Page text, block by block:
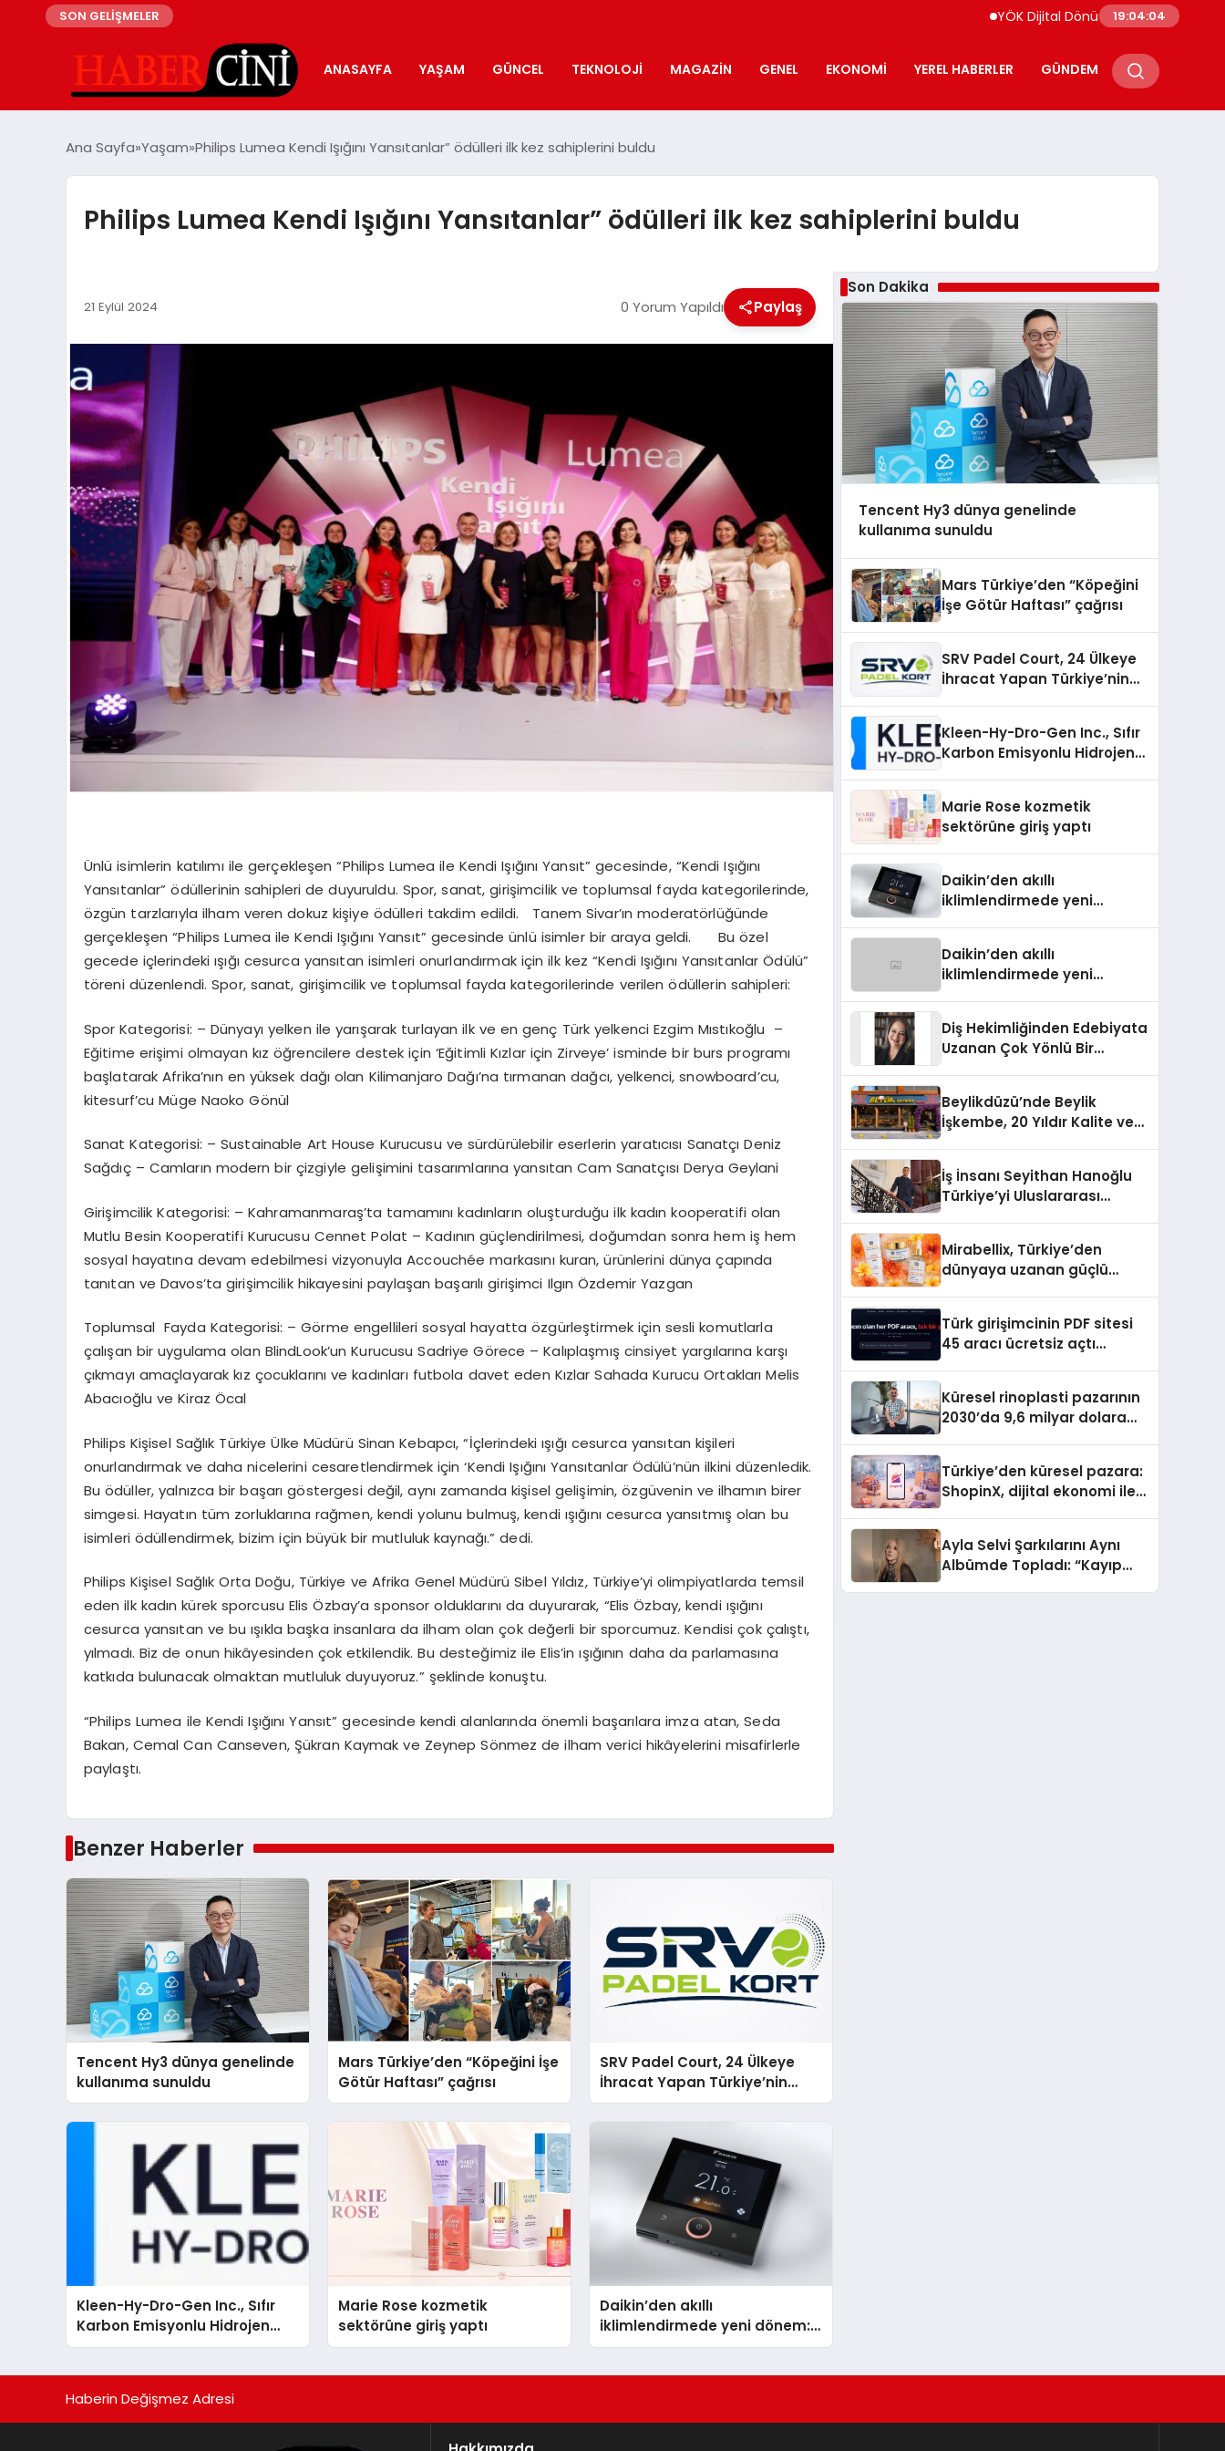
SON GELİŞMELER YÖK Dijital Dönüşüm Kapsamında Bilişim
19:04:05
ANASAYFA YAŞAM GÜNCEL TEKNOLOJI MAGAZIN GENEL EKONOMI YEREL HABERLER GÜNDEM
Ana Sayfa Yaşam Philips Lumea Kendi Işığını Yansıtanlar” ödülleri ilk kez sahiplerini buldu
Philips Lumea Kendi Işığını Yansıtanlar” ödülleri ilk kez sahiplerini buldu
21 Eylül 2024 0 Yorum Yapıldı Paylaş
Ünlü isimlerin katılımı ile gerçekleşen “Philips Lumea ile Kendi Işığını Yansıt” gecesinde, “Kendi Işığını
Yansıtanlar” ödüllerinin sahipleri de duyuruldu. Spor, sanat, girişimcilik ve toplumsal fayda kategorilerinde,
özgün tarzlarıyla ilham veren dokuz kişiye ödülleri takdim edildi. Tanem Sivar’ın moderatörlüğünde
gerçekleşen “Philips Lumea ile Kendi Işığını Yansıt” gecesinde ünlü isimler bir araya geldi. Bu özel
gecede içlerindeki ışığı cesurca yansıtan isimleri onurlandırmak için ilk kez “Kendi Işığını Yansıtanlar Ödülü”
töreni düzenlendi. Spor, sanat, girişimcilik ve toplumsal fayda kategorilerinde verilen ödüllerin sahipleri:
Spor Kategorisi: – Dünyayı yelken ile yarışarak turlayan ilk ve en genç Türk yelkenci Ezgim Mıstıkoğlu –
Eğitime erişimi olmayan kız öğrencilere destek için ‘Eğitimli Kızlar için Zirveye’ isminde bir burs programı
başlatarak Afrika’nın en yüksek dağı olan Kilimanjaro Dağı’na tırmanan dağcı, yelkenci, snowboard’cu,
kitesurf’cu Müge Naoko Gönül
Sanat Kategorisi: – Sustainable Art House Kurucusu ve sürdürülebilir eserlerin yaratıcısı Sanatçı Deniz
Sağdıç – Camların modern bir çizgiyle gelişimini tasarımlarına yansıtan Cam Sanatçısı Derya Geylani
Girişimcilik Kategorisi: – Kahramanmaraş’ta tamamını kadınların oluşturduğu ilk kadın kooperatifi olan
Mutlu Besin Kooperatifi Kurucusu Cennet Polat – Kadının güçlendirilmesi, doğumdan sonra hem iş hem
sosyal hayatına devam edebilmesi vizyonuyla Accouchée markasını kuran, ürünlerini dünya çapında
tanıtan ve Davos’ta girişimcilik hikayesini paylaşan başarılı girişimci Ilgın Özdemir Yazgan
Toplumsal Fayda Kategorisi: – Görme engellileri sosyal hayatta özgürleştirmek için sesli komutlarla
çalışan bir uygulama olan BlindLook’un Kurucusu Sadriye Görece – Kalıplaşmış cinsiyet yargılarına karşı
çıkmayı amaçlayarak kız çocuklarını ve kadınları futbola davet eden Kızlar Sahada Kurucu Ortakları Melis
Abacıoğlu ve Kiraz Öcal
Philips Kişisel Sağlık Türkiye Ülke Müdürü Sinan Kebapcı, “İçlerindeki ışığı cesurca yansıtan kişileri
onurlandırmak ve daha nicelerini cesaretlendirmek için ‘Kendi Işığını Yansıtanlar Ödülü’nün ilkini düzenledik.
Bu ödüller, yalnızca bir başarı göstergesi değil, aynı zamanda kişisel gelişimin, özgüvenin ve ilhamın birer
simgesi. Hayatın tüm zorluklarına rağmen, kendi yolunu bulmuş, kendi ışığını cesurca yansıtmış olan bu
isimleri ödüllendirmek, bizim için büyük bir mutluluk kaynağı.” dedi.
Philips Kişisel Sağlık Orta Doğu, Türkiye ve Afrika Genel Müdürü Sibel Yıldız, Türkiye’yi olimpiyatlarda temsil
eden ilk kadın kürek sporcusu Elis Özbay’a sponsor olduklarını da duyurarak, “Elis Özbay, kendi ışığını
cesurca yansıtan ve bu ışıkla başka insanlara da ilham olan çok değerli bir sporcumuz. Kendisi çok çalıştı,
yılmadı. Biz de onun hikâyesinden çok etkilendik. Bu desteğimiz ile Elis’in ışığının daha da parlamasına
katkıda bulunacak olmaktan mutluluk duyuyoruz.” şeklinde konuştu.
“Philips Lumea ile Kendi Işığını Yansıt” gecesinde kendi alanlarında önemli başarılara imza atan, Seda
Bakan, Cemal Can Canseven, Şükran Kaymak ve Zeynep Sönmez de ilham verici hikâyelerini misafirlerle
paylaştı.
Benzer Haberler
Tencent Hy3 dünya genelinde
kullanıma sunuldu
Mars Türkiye’den “Köpeğini İşe
Götür Haftası” çağrısı
SRV Padel Court, 24 Ülkeye
İhracat Yapan Türkiye’nin
Padel Kortu Üretim Gücü
Kleen-Hy-Dro-Gen Inc., Sıfır
Karbon Emisyonlu Hidrojen
Isıtma Teknolojisinde ISO ve
Marie Rose kozmetik
sektörüne giriş yaptı
Daikin’den akıllı
iklimlendirmede yeni dönem:
Madoka Plus Türkiye’de
Son Dakika
Tencent Hy3 dünya genelinde
kullanıma sunuldu
Mars Türkiye’den “Köpeğini
İşe Götür Haftası” çağrısı
SRV Padel Court, 24 Ülkeye
İhracat Yapan Türkiye’nin
Kleen-Hy-Dro-Gen Inc., Sıfır
Karbon Emisyonlu Hidrojen
Aldı
Marie Rose kozmetik
sektörüne giriş yaptı
Daikin’den akıllı
iklimlendirmede yeni
Daikin’den akıllı
iklimlendirmede yeni
Diş Hekimliğinden Edebiyata
Uzanan Çok Yönlü Bir
Beylikdüzü’nde Beylik
İşkembe, 20 Yıldır Kalite ve
İş İnsanı Seyithan Hanoğlu
Türkiye’yi Uluslararası
Mirabellix, Türkiye’den
dünyaya uzanan güçlü
Türk girişimcinin PDF sitesi
45 aracı ücretsiz açtı
Küresel rinoplasti pazarının
2030’da 9,6 milyar dolara
Türkiye’den küresel pazara:
ShopinX, dijital ekonomi ile
Ayla Selvi Şarkılarını Aynı
Albümde Topladı: “Kayıp
Haberin Değişmez Adresi